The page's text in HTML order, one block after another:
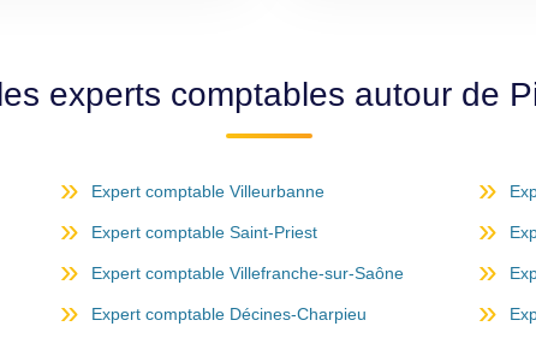
experts comptables autour de
Expert comptable Villeurbanne
Expert comptable Saint-Priest
Expert comptable Villefranche-sur-Saône
Expert comptable Décines-Charpieu